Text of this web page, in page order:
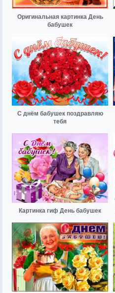
Оригинальная картинка День
бабушек
С днём бабушек поздравляю
тебя
Картинка гиф День бабушек